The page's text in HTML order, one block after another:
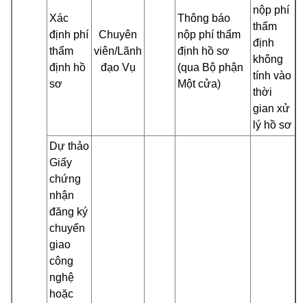
Xác
định phí
thẩm
định hồ
sơ
Chuyên
viên/Lãnh
đạo Vụ
Thông báo
nộp phí thẩm
định hồ sơ
(qua Bộ phận
Một cửa)
nộp phí
thẩm
định
không
tính vào
thời
gian xử
lý hồ sơ
Dự thảo
Giấy
chứng
nhận
đăng ký
chuyển
giao
công
nghệ
hoặc